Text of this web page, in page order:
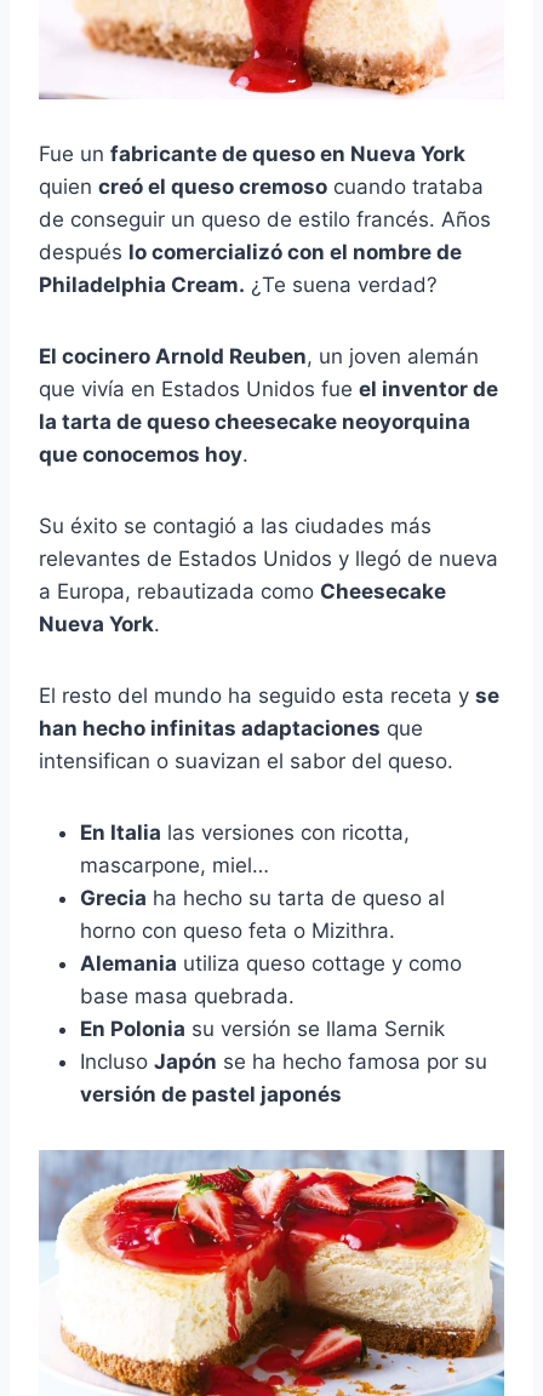
Fue un fabricante de queso en Nueva York
quien creó el queso cremoso cuando trataba
de conseguir un queso de estilo francés. Años
después lo comercializó con el nombre de
Philadelphia Cream. ¿Te suena verdad?
El cocinero Arnold Reuben, un joven alemán
que vivía en Estados Unidos fue el inventor de
la tarta de queso cheesecake neoyorquina
que conocemos hoy.
Su éxito se contagió a las ciudades más
relevantes de Estados Unidos y llegó de nueva
a Europa, rebautizada como Cheesecake
Nueva York.
El resto del mundo ha seguido esta receta y se
han hecho infinitas adaptaciones que
intensifican o suavizan el sabor del queso.
En Italia las versiones con ricotta,
mascarpone, miel…
Grecia ha hecho su tarta de queso al
horno con queso feta o Mizithra.
Alemania utiliza queso cottage y como
base masa quebrada.
En Polonia su versión se llama Sernik
Incluso Japón se ha hecho famosa por su
versión de pastel japonés